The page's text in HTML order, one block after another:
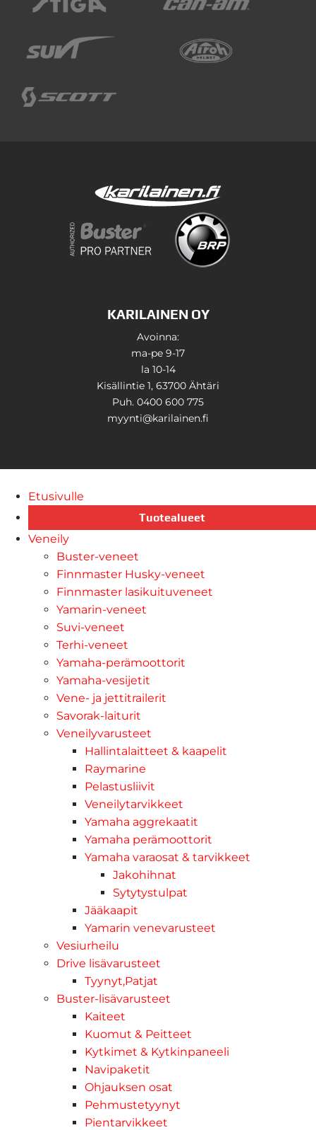
KARILAINEN OY
Avoinna:
ma-pe 9-17
la 10-14
Kisällintie 1, 63700 Ähtäri
Puh. 0400 600 775
myynti@karilainen.fi
Etusivulle
Tuotealueet
Veneily
Buster-veneet
Finnmaster Husky-veneet
Finnmaster lasikuituveneet
Yamarin-veneet
Suvi-veneet
Terhi-veneet
Yamaha-perämoottorit
Yamaha-vesijetit
Vene- ja jettitrailerit
Savorak-laiturit
Veneilyvarusteet
Hallintalaitteet & kaapelit
Raymarine
Pelastusliivit
Veneilytarvikkeet
Yamaha aggrekaatit
Yamaha perämoottorit
Yamaha varaosat & tarvikkeet
Jakohihnat
Sytytystulpat
Jääkaapit
Yamarin venevarusteet
Vesiurheilu
Drive lisävarusteet
Tyynyt,Patjat
Buster-lisävarusteet
Kaiteet
Kuomut & Peitteet
Kytkimet & Kytkinpaneeli
Navipaketit
Ohjauksen osat
Pehmustetyynyt
Pientarvikkeet